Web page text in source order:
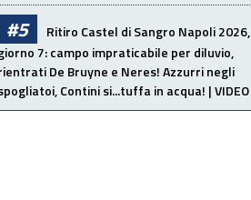
#5
Ritiro Castel di Sangro Napoli 2026,
7: campo impraticabile per diluvio,
De Bruyne e Neres! Azzurri negli
Contini si...tuffa in acqua! | VIDEO